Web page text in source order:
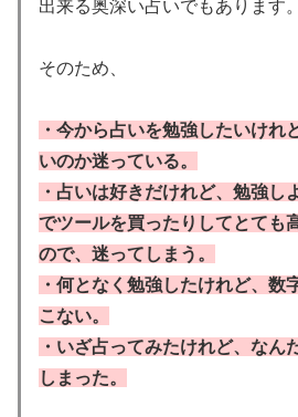
出来る奥深い占いでもあります。
そのため、
・今から占いを勉強したいけれ
いのか迷っている。
・占いは好きだけれど、勉強し
でツールを買ったりしてとても
ので、迷ってしまう。
・何となく勉強したけれど、数
こない。
・いざ占ってみたけれど、なん
しまった。